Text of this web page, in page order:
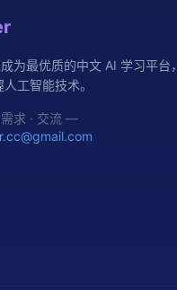
为最优质的中文 AI 学习平台，
工智能技术。
需求 · 交流 —